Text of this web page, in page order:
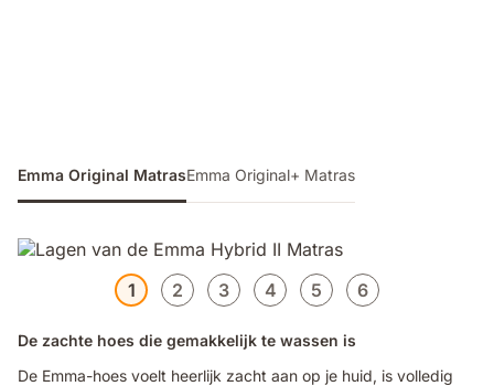
Emma Original MatrasEmma Original+ Matras
1 2 3 4 5 6
De zachte hoes die gemakkelijk te wassen is
De Emma-hoes voelt heerlijk zacht aan op je huid, is volledig